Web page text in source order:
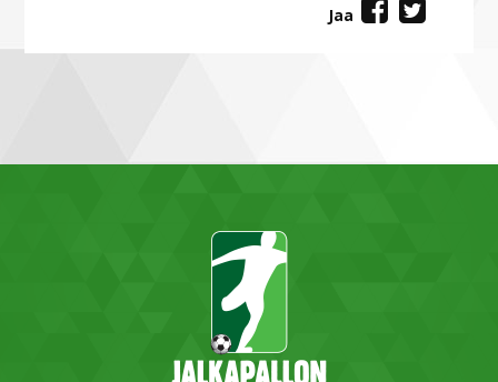
Jaa